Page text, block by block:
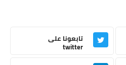
تابعونا على
twitter